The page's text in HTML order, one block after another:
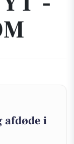
afdøde i